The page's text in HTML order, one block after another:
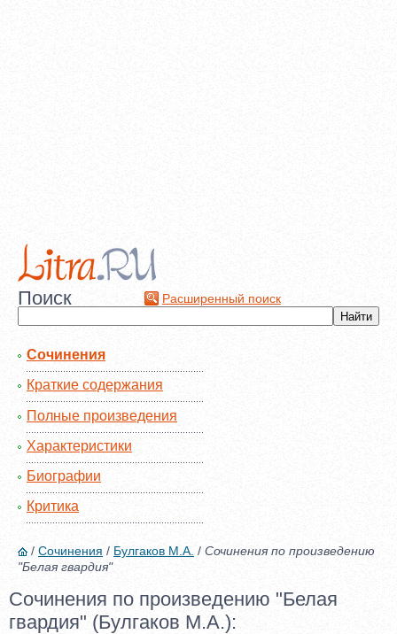
Поиск Расширенный поиск
Сочинения
Краткие содержания
Полные произведения
Характеристики
Биографии
Критика
/ Сочинения / Булгаков М.А. / Сочинения по произведению
"Белая гвардия"
Сочинения по произведению "Белая
гвардия" (Булгаков М.А.):